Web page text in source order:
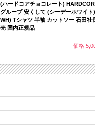
(ハードコアチョコレート)
グループ 安くして (シーデーホワイ
WH) Tシャツ 半袖 カットソー 石田社
売 国内正規品
価格